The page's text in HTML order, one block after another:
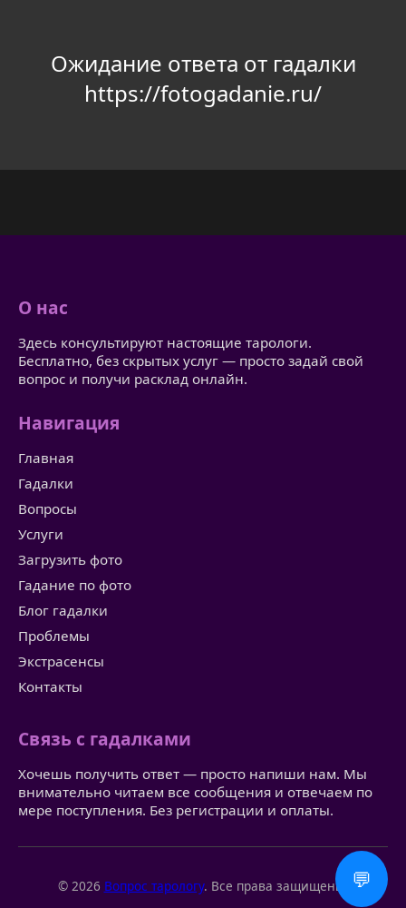
Ожидание ответа от гадалки
https://fotogadanie.ru/
О нас
Здесь консультируют настоящие тарологи.
Бесплатно, без скрытых услуг — просто задай свой
вопрос и получи расклад онлайн.
Навигация
Главная
Гадалки
Вопросы
Услуги
Загрузить фото
Гадание по фото
Блог гадалки
Проблемы
Экстрасенсы
Контакты
Связь с гадалками
Хочешь получить ответ — просто напиши нам. Мы
внимательно читаем все сообщения и отвечаем по
мере поступления. Без регистрации и оплаты.
© 2026 Вопрос тарологу. Все права защищены. 💬